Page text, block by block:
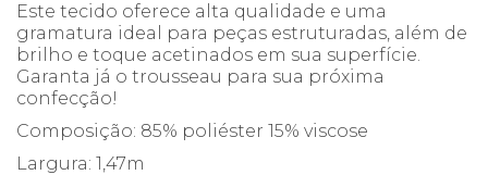
Este tecido oferece alta qualidade e uma
gramatura ideal para peças estruturadas, além de
brilho e toque acetinados em sua superfície.
Garanta já o trousseau para sua próxima
confecção!
Composição: 85% poliéster 15% viscose
Largura: 1,47m